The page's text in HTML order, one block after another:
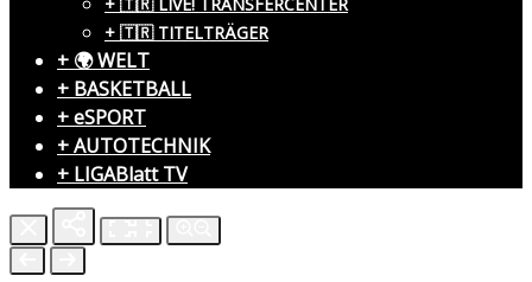
+ 🇹🇷 TITELTRÄGER
+ 🌍 WELT
+ BASKETBALL
+ eSPORT
+ AUTOTECHNIK
+ LIGABlatt TV